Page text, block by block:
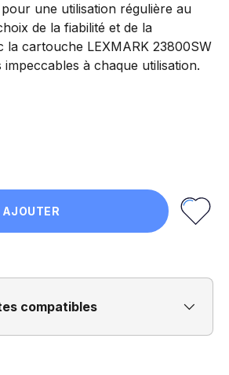
une utilisation régulière au
de la fiabilité et de la
la cartouche LEXMARK 23800SW
à chaque utilisation.
AJOUTER
compatibles